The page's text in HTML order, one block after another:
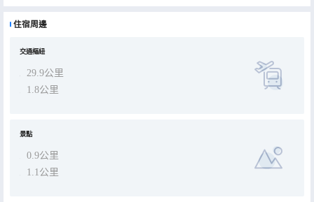
酒店客房布草一客一換，高温消毒。您有任何需求可24小時致電或微信，我們都會為您及時解決，風裏、雨裏、如家素
住宿周邊
交通樞紐
29.9公里
1.8公里
景點
0.9公里
1.1公里